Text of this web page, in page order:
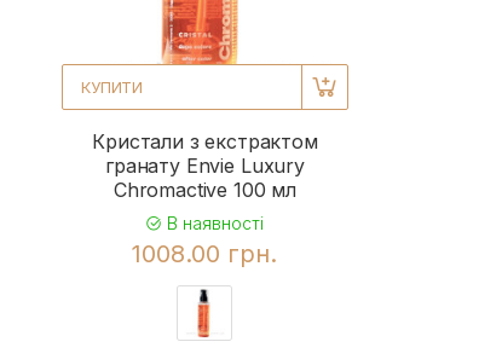
КУПИТИ
Кристали з екстрактом
гранату Envie Luxury
Chromactive 100 мл
В наявності
1008.00 грн.